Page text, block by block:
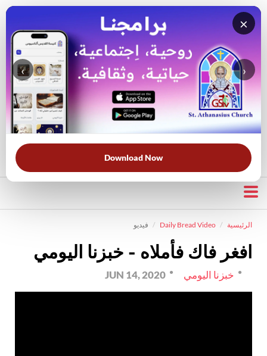
×
‹ ›
Download Now
قناة الراعي الصالح
الخلاص الحرب الروحية
الرئيسية Daily Bread Video فيديو
افغر فاك فأملاه - خبزنا اليومي
خبزنا اليومي JUN 14, 2020